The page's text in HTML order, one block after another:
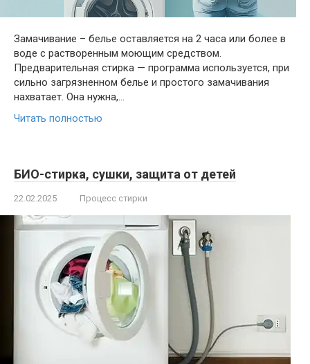
Замачивание – белье оставляется на 2 часа или более в
воде с растворенным моющим средством.
Предварительная стирка — программа используется, при
сильно загрязненном белье и простого замачивания
нахватает. Она нужна,…
Читать полностью
БИО-стирка, сушки, защита от детей
22.02.2025 Процесс стирки